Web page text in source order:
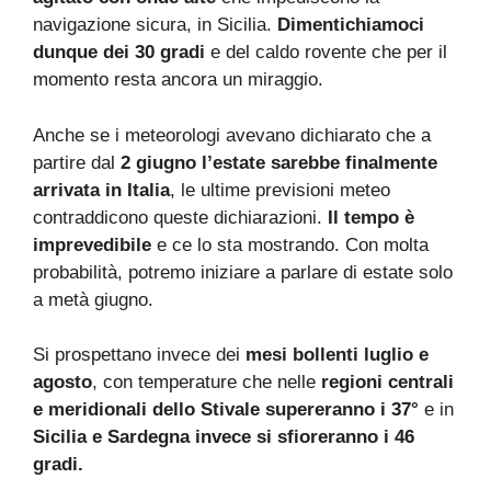
navigazione sicura, in Sicilia. Dimentichiamoci
dunque dei 30 gradi e del caldo rovente che per il
momento resta ancora un miraggio.
Anche se i meteorologi avevano dichiarato che a
partire dal 2 giugno l’estate sarebbe finalmente
arrivata in Italia, le ultime previsioni meteo
contraddicono queste dichiarazioni. Il tempo è
imprevedibile e ce lo sta mostrando. Con molta
probabilità, potremo iniziare a parlare di estate solo
a metà giugno.
Si prospettano invece dei mesi bollenti luglio e
agosto, con temperature che nelle regioni centrali
e meridionali dello Stivale supereranno i 37° e in
Sicilia e Sardegna invece si sfioreranno i 46
gradi.